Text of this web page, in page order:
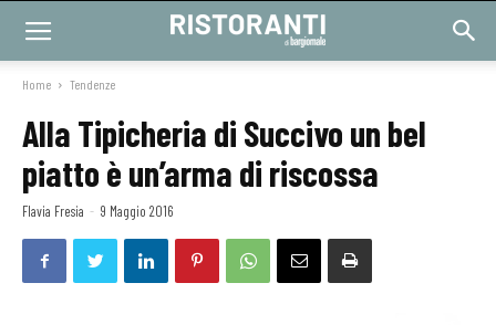
Home Tendenze
Alla Tipicheria di Succivo un bel
piatto è un’arma di riscossa
Flavia Fresia - 9 Maggio 2016